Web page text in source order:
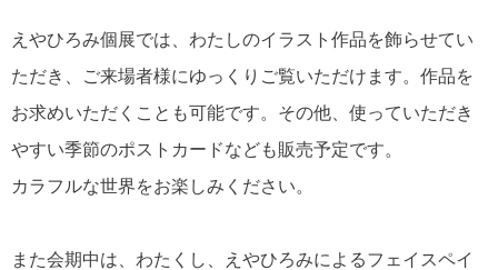
えやひろみ個展では、わたしのイラスト作品を飾らせてい
ただき、ご来場者様にゆっくりご覧いただけます。作品を
お求めいただくことも可能です。その他、使っていただき
やすい季節のポストカードなども販売予定です。
カラフルな世界をお楽しみください。
また会期中は、わたくし、えやひろみによるフェイスペイ